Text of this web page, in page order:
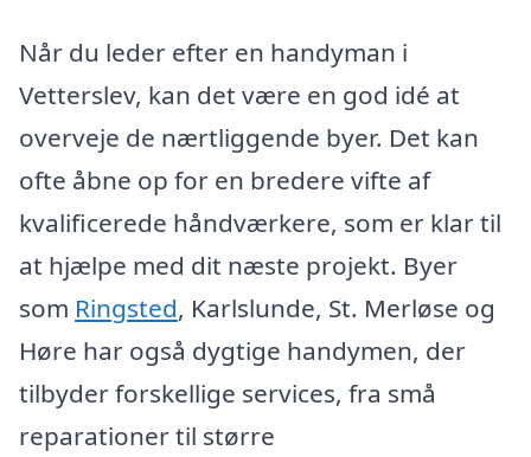
Når du leder efter en handyman i
Vetterslev, kan det være en god idé at
overveje de nærtliggende byer. Det kan
ofte åbne op for en bredere vifte af
kvalificerede håndværkere, som er klar til
at hjælpe med dit næste projekt. Byer
som Ringsted, Karlslunde, St. Merløse og
Høre har også dygtige handymen, der
tilbyder forskellige services, fra små
reparationer til større